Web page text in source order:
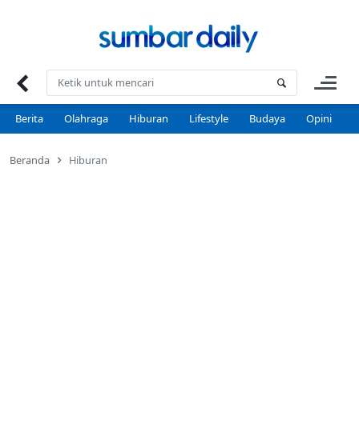
Berita Olahraga Hiburan Lifestyle Budaya Opini
Beranda Hiburan